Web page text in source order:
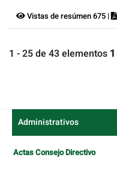
Vistas de resúmen 675 |
1 - 25 de 43 elementos 1
Administrativos
Actas Consejo Directivo